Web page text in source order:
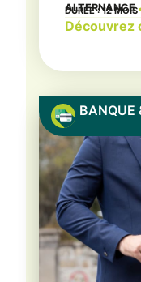
ALTERNANCE
DURÉE : 12
Découvrez
BANQUE